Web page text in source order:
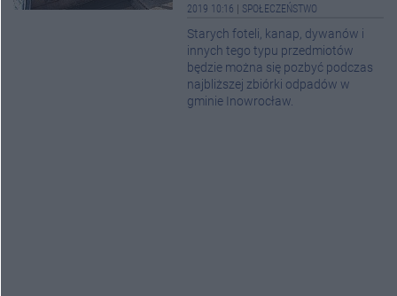
2019 10:16
SPOŁECZEŃSTWO
Starych foteli, kanap, dywanów i
innych tego typu przedmiotów
będzie można się pozbyć podczas
najbliższej zbiórki odpadów w
gminie Inowrocław.